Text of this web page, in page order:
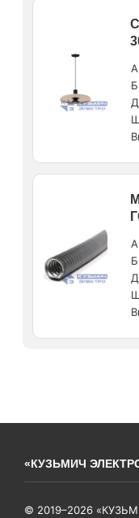
«КУЗЬМИЧ
© 2019–2026